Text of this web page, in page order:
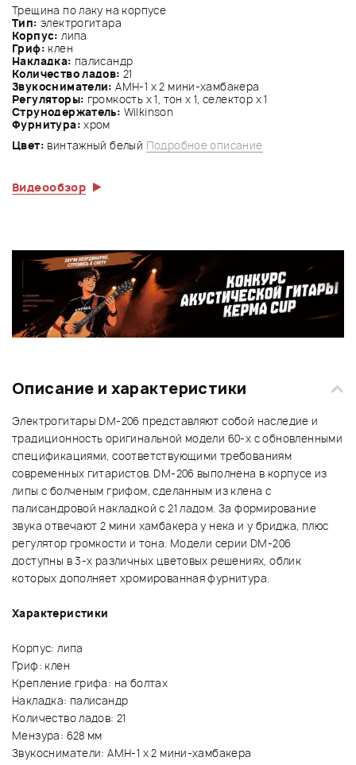
Трещина по лаку на корпусе
Тип: электрогитара
Корпус:липа
Гриф: клен
Накладка: палисандр
Количество ладов:21
Звукосниматели: AMH-1 х 2 мини-хамбакера
Регуляторы: громкость x 1, тон x 1, селектор x 1
Струнодержатель: Wilkinson
Фурнитура: хром
Цвет: винтажный белый Подробное описание
Видеообзор
Описание и характеристики
Электрогитары DM-206 представляют собой наследие и
традиционность оригинальной модели 60-х с обновленными
спецификациями, соответствующими требованиям
современных гитаристов. DM-206 выполнена в корпусе из
липы с болченым грифом, сделанным из клена с
палисандровой накладкой с 21 ладом. За формирование
звука отвечают 2 мини хамбакера у нека и у бриджа, плюс
регулятор громкости и тона. Модели серии DM-206
доступны в 3-х различных цветовых решениях, облик
которых дополняет хромированная фурнитура.
Характеристики
Корпус: липа
Гриф: клен
Крепление грифа: на болтах
Накладка: палисандр
Количество ладов: 21
Мензура: 628 мм
Звукосниматели: AMH-1 х 2 мини-хамбакера